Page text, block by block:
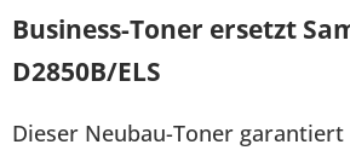
Business-Toner ersetzt
D2850B/ELS
Dieser Neubau-Toner garantiert